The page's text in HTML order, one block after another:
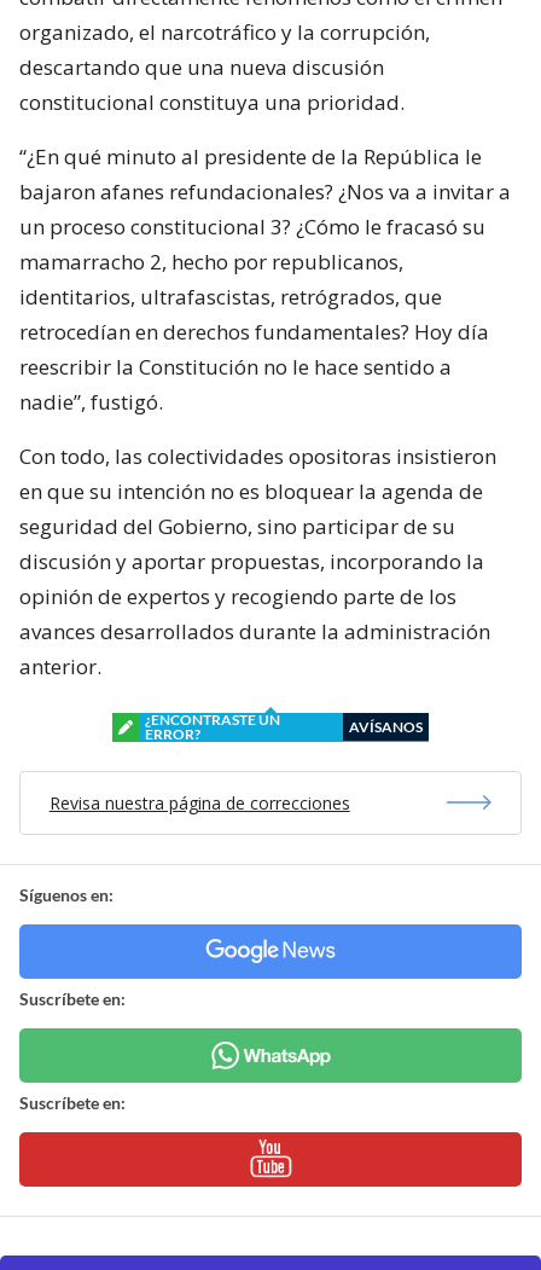
organizado, el narcotráfico y la corrupción,
descartando que una nueva discusión
constitucional constituya una prioridad.
“¿En qué minuto al presidente de la República le
bajaron afanes refundacionales? ¿Nos va a invitar a
un proceso constitucional 3? ¿Cómo le fracasó su
mamarracho 2, hecho por republicanos,
identitarios, ultrafascistas, retrógrados, que
retrocedían en derechos fundamentales? Hoy día
reescribir la Constitución no le hace sentido a
nadie”, fustigó.
Con todo, las colectividades opositoras insistieron
en que su intención no es bloquear la agenda de
seguridad del Gobierno, sino participar de su
discusión y aportar propuestas, incorporando la
opinión de expertos y recogiendo parte de los
avances desarrollados durante la administración
anterior.
¿ENCONTRASTE UN
ERROR?
AVÍSANOS
Revisa nuestra página de correcciones
Síguenos en:
Suscríbete en:
Suscríbete en: